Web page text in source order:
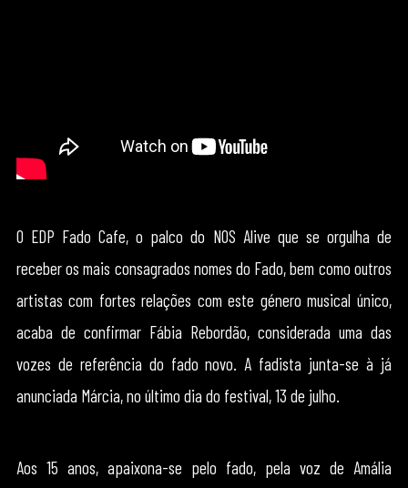
O EDP Fado Cafe, o palco do NOS Alive que se orgulha de
receber os mais consagrados nomes do Fado, bem como outros
artistas com fortes relações com este género musical único,
acaba de confirmar Fábia Rebordão, considerada uma das
vozes de referência do fado novo. A fadista junta-se à já
anunciada Márcia, no último dia do festival, 13 de julho.
Aos 15 anos, apaixona-se pelo fado, pela voz de Amália